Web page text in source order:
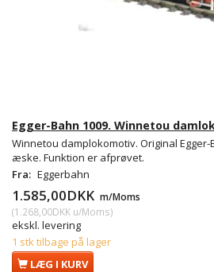
Egger-Bahn 1009. Winnetou
Winnetou damplokomotiv. Original
æske. Funktion er afprøvet.
Fra: Eggerbahn
1.585,00DKK m/Moms
(1.268,00DKK u/Moms)
ekskl. levering
1 stk tilbage på lager
LÆG I KURV